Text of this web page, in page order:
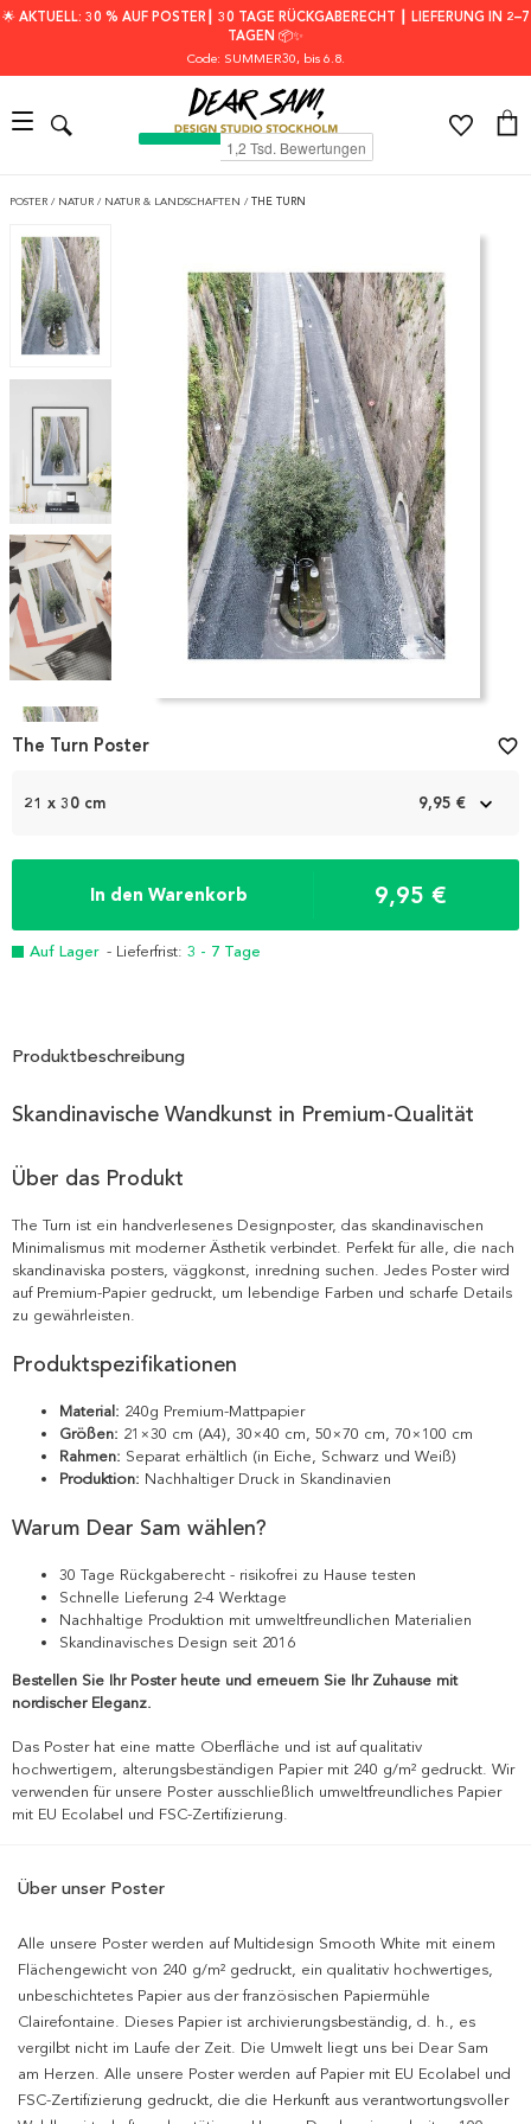
🌟 AKTUELL: 30 % AUF POSTER┃ 30 TAGE RÜCKGABERECHT ┃ LIEFERUNG IN 2–7
TAGEN 📦✨
Code: SUMMER30, bis 6.8.
POSTER / NATUR / NATUR & LANDSCHAFTEN / THE TURN
1
21 x 30 cm 9,95 €
In den Warenkorb 9,95 €
Auf Lager - Lieferfrist: 3 - 7 Tage
The Turn Poster favorite_border
Produktbeschreibung
Skandinavische Wandkunst in Premium-Qualität
Über das Produkt
The Turn ist ein handverlesenes Designposter, das skandinavischen
Minimalismus mit moderner Ästhetik verbindet. Perfekt für alle, die nach
skandinaviska posters, väggkonst, inredning suchen. Jedes Poster wird
auf Premium-Papier gedruckt, um lebendige Farben und scharfe Details
zu gewährleisten.
Produktspezifikationen
Material: 240g Premium-Mattpapier
Größen: 21×30 cm (A4), 30×40 cm, 50×70 cm, 70×100 cm
Rahmen: Separat erhältlich (in Eiche, Schwarz und Weiß)
Produktion: Nachhaltiger Druck in Skandinavien
Warum Dear Sam wählen?
30 Tage Rückgaberecht - risikofrei zu Hause testen
Schnelle Lieferung 2-4 Werktage
Nachhaltige Produktion mit umweltfreundlichen Materialien
Skandinavisches Design seit 2016
Bestellen Sie Ihr Poster heute und erneuern Sie Ihr Zuhause mit
nordischer Eleganz.
Das Poster hat eine matte Oberfläche und ist auf qualitativ
hochwertigem, alterungsbeständigen Papier mit 240 g/m² gedruckt. Wir
verwenden für unsere Poster ausschließlich umweltfreundliches Papier
mit EU Ecolabel und FSC-Zertifizierung.
Über unser Poster
Alle unsere Poster werden auf Multidesign Smooth White mit einem
Flächengewicht von 240 g/m² gedruckt, ein qualitativ hochwertiges,
unbeschichtetes Papier aus der französischen Papiermühle
Clairefontaine. Dieses Papier ist archivierungsbeständig, d. h., es
vergilbt nicht im Laufe der Zeit. Die Umwelt liegt uns bei Dear Sam
am Herzen. Alle unsere Poster werden auf Papier mit EU Ecolabel und
FSC-Zertifizierung gedruckt, die die Herkunft aus verantwortungsvoller